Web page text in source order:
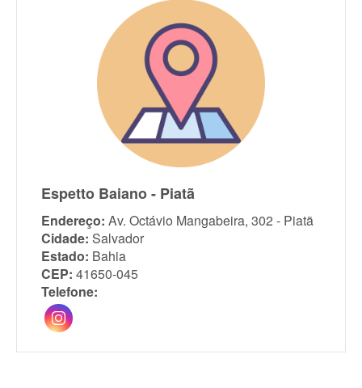
Espetto Baiano - Piatã
Endereço: Av. Octávio Mangabeira, 302 - Piatã
Cidade: Salvador
Estado: Bahia
CEP: 41650-045
Telefone: